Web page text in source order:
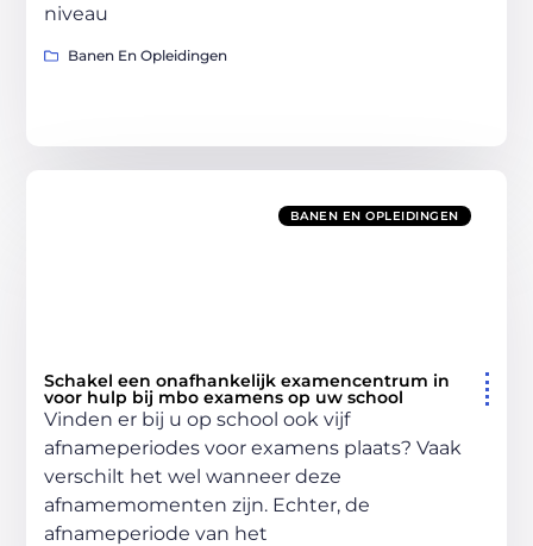
niveau
Banen En Opleidingen
BANEN EN OPLEIDINGEN
Schakel een onafhankelijk examencentrum in
voor hulp bij mbo examens op uw school
Vinden er bij u op school ook vijf
afnameperiodes voor examens plaats? Vaak
verschilt het wel wanneer deze
afnamemomenten zijn. Echter, de
afnameperiode van het